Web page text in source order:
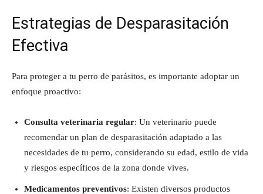
Estrategias de Desparasitación
Efectiva
Para proteger a tu perro de parásitos, es importante adoptar un
enfoque proactivo:
Consulta veterinaria regular: Un veterinario puede
recomendar un plan de desparasitación adaptado a las
necesidades de tu perro, considerando su edad, estilo de vida
y riesgos específicos de la zona donde vives.
Medicamentos preventivos: Existen diversos productos